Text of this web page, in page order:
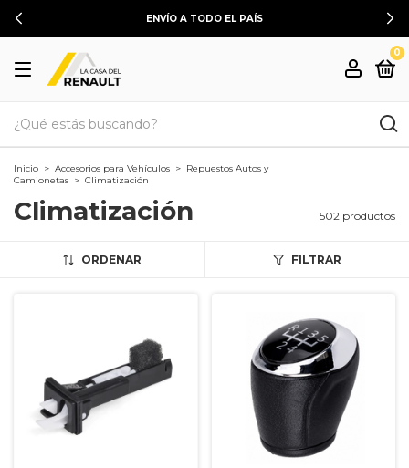
ENVÍO A TODO EL PAÍS
0
Inicio > Accesorios para Vehículos > Repuestos Autos y
Camionetas > Climatización
Climatización 502 productos
ORDENAR FILTRAR